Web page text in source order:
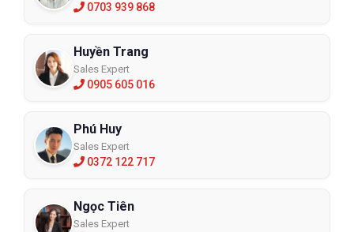
0703 939 868
Huyền Trang
Sales Expert
0905 605 016
Phú Huy
Sales Expert
0372 122 717
Ngọc Tiên
Sales Expert